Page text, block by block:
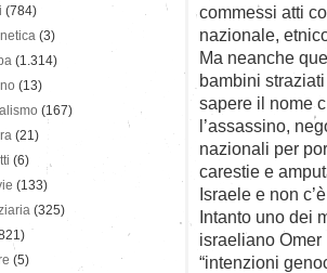
commessi atti
nazionale,
Ma neanche
bambini
sapere il nome
l’assassino,
nazionali per
carestie e
Israele e non
Intanto uno dei
israeliano Omer
“intenzioni
(784)
(3)
(1.314)
(13)
(167)
(21)
(6)
(133)
(325)
(5)